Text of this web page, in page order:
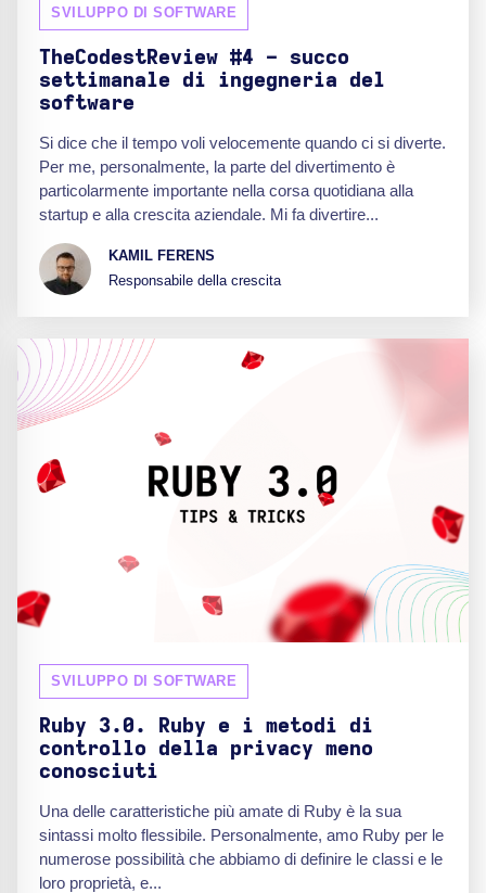
SVILUPPO DI SOFTWARE
TheCodestReview #4 - succo
settimanale di ingegneria del
software
Si dice che il tempo voli velocemente quando ci si diverte.
Per me, personalmente, la parte del divertimento è
particolarmente importante nella corsa quotidiana alla
startup e alla crescita aziendale. Mi fa divertire...
KAMIL FERENS
Responsabile della crescita
SVILUPPO DI SOFTWARE
Ruby 3.0. Ruby e i metodi di
controllo della privacy meno
conosciuti
Una delle caratteristiche più amate di Ruby è la sua
sintassi molto flessibile. Personalmente, amo Ruby per le
numerose possibilità che abbiamo di definire le classi e le
loro proprietà, e...